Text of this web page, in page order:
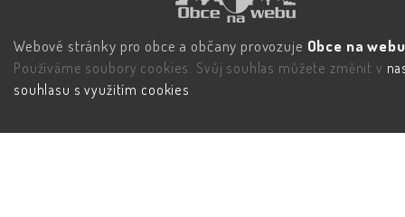
Webové stránky pro obce a občany provozuje Obce na
Používáme soubory cookies. Svůj souhlas můžete změnit v
souhlasu s využitím cookies